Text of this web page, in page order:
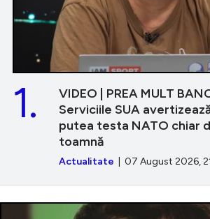
VIDEO | PREA MULT
Serviciile SUA
putea testa NATO chiar
toamnă
Actualitate | 07 August 2026,
1.